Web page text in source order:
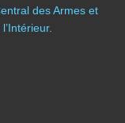
des Armes et